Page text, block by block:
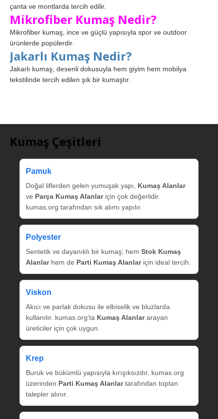
çanta ve montlarda tercih edilir.
Mikrofiber Kumaş Nedir?
Mikrofiber kumaş, ince ve güçlü yapısıyla spor ve outdoor
ürünlerde popülerdir.
Jakarlı Kumaş Nedir?
Jakarlı kumaş, desenli dokusuyla hem giyim hem mobilya
tekstilinde tercih edilen şık bir kumaştır.
Kumaş Çeşitleri
Pamuk
Doğal liflerden gelen yumuşak yapı, Kumaş Alanlar
ve Parça Kumaş Alanlariçin çok değerlidir.
kumas.org tarafından sık alımı yapılır.
Polyester
Sentetik ve dayanıklı bir kumaş; hem Stok Kumaş
Alanlarhem de Parti Kumaş Alanlariçin ideal tercih.
Viskon
Akıcı ve parlak dokusu ile elbiselik ve bluzlarda
kullanılır. kumas.org’ta Kumaş Alanlararayan
üreticiler için çok uygun.
Krep
Buruk ve bükümlü yapısıyla kırışıksızdır. kumas.org
üzerinden Parti Kumaş Alanlartarafından toptan
talepler alınır.